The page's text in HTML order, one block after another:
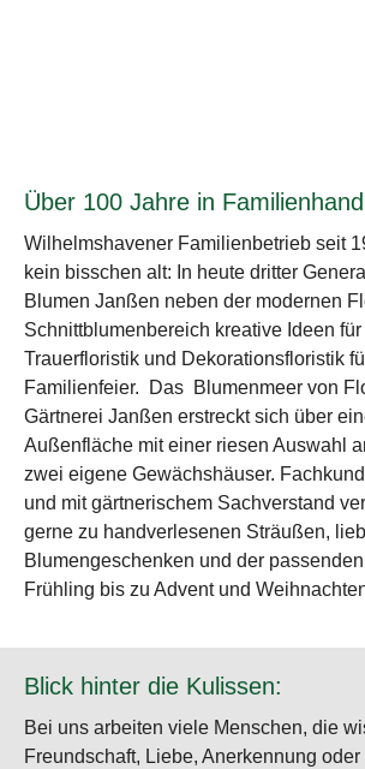
Über 100 Jahre in Familienhand
Wilhelmshavener Familienbetrieb seit
kein bisschen alt: In heute dritter
Blumen Janßen neben der modernen
Schnittblumenbereich kreative Ideen
Trauerfloristik und Dekorationsfloristik
Familienfeier. Das Blumenmeer von
Gärtnerei Janßen erstreckt sich über
Außenfläche mit einer riesen Auswahl
zwei eigene Gewächshäuser.
und mit gärtnerischem Sachverstand
gerne zu handverlesenen Sträußen,
Blumengeschenken und der
Frühling bis zu Advent und
Blick hinter die Kulissen:
Bei uns arbeiten viele Menschen, die
Freundschaft, Liebe, Anerkennung